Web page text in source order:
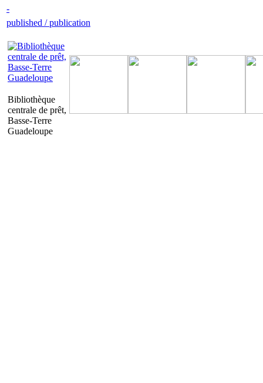
-
published / publication
Bibliothèque
centrale de prêt,
Basse-Terre
Guadeloupe